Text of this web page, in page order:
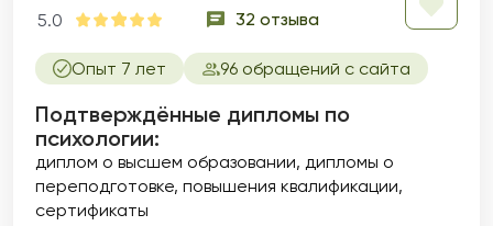
5.0 32 отзыва
Опыт 7 лет 96 обращений с сайта
Подтверждённые дипломы по
психологии:
диплом о высшем образовании дипломы о
переподготовке повышения квалификации
сертификаты